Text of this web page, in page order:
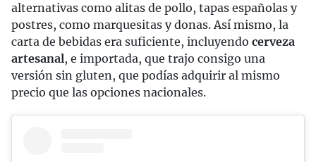
alternativas como alitas de pollo, tapas españolas y
postres, como marquesitas y donas. Así mismo, la
carta de bebidas era suficiente, incluyendo cerveza
artesanal, e importada, que trajo consigo una
versión sin gluten, que podías adquirir al mismo
precio que las opciones nacionales.